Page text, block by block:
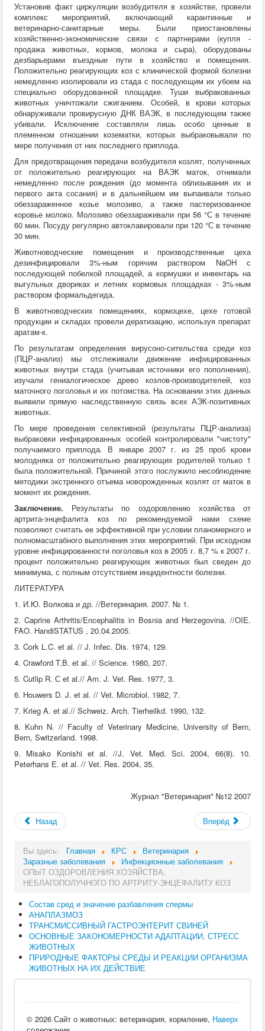
Установив факт циркуляции возбудителя в хозяйстве, провели
комплекс мероприятий, включающий карантинные и
ветеринарно-санитарные меры. Были приостановлены
хозяйственно-экономические связи с партнерами (купля -
продажа животных, кормов, молока и сыра), оборудованы
дезбарьерами въездные пути в хозяйство и помещения.
Положительно реагирующих коз с клинической формой болезни
немедленно изолировали из стада с последующим их убоем на
специально оборудованной площадке. Туши выбракованных
животных уничтожали сжиганием. Особей, в крови которых
обнаруживали провирусную ДНК ВАЭК, в последующем также
убивали. Исключение составляли лишь особо ценные в
племенном отношении козематки, которых выбраковывали по
мере получения от них последнего приплода.
Для предотвращения передачи возбудителя козлят, полученных
от положительно реагирующих на ВАЭК маток, отнимали
немедленно после рождения (до момента облизывания их и
первого акта сосания) и в дальнейшем им выпаивали только
обеззараженное козье молозиво, а также пастеризованное
коровье молоко. Молозиво обеззараживали при 56 °С в течение
60 мин. Посуду регулярно автоклавировали при 120 °С в течение
30 мин.
Животноводческие помещения и производственные цеха
дезинфицировали 3%-ным горячим раствором NaOH с
последующей побелкой площадей, а кормушки и инвентарь на
выгульных двориках и летних кормовых площадках - 3%-ным
раствором формальдегида.
В животноводческих помещениях, кормоцехе, цехе готовой
продукции и складах провели дератизацию, используя препарат
аратам-к.
По результатам определения вирусоно-сительства среди коз
(ПЦР-анализ) мы отслеживали движение инфицированных
животных внутри стада (учитывая источники его пополнения),
изучали гениалогическое древо козлов-производителей, коз
маточного поголовья и их потомства. На основании этих данных
выявили прямую наследственную связь всех АЭК-позитивных
животных.
По мере проведения селективной (результаты ПЦР-анализа)
выбраковки инфицированных особей контролировали "чистоту"
получаемого приплода. В январе 2007 г. из 25 проб крови
молодняка от положительно реагирующих родителей только 1
была положительной. Причиной этого послужило несоблюдение
методики экстренного отъема новорожденных козлят от маток в
момент их рождения.
Заключение. Результаты по оздоровлению хозяйства от
артрита-энцефалита коз по рекомендуемой нами схеме
позволяют считать ее эффективной при условии планомерного и
полномасштабного выполнения этих мероприятий. При исходном
уровне инфицированности поголовья коз в 2005 г. 8,7 % к 2007 г.
процент положительно реагирующих животных был сведен до
минимума, с полным отсутствием инцидентности болезни.
ЛИТЕРАТУРА
1. И.Ю. Волкова и др. //Ветеринария. 2007. № 1.
2. Caprine Arthritis/Encephalitis in Bosnia and Herzegovina. //OIE.
FAO. HandiSTATUS , 20.04.2005.
3. Cork L.C. et al. // J. Infec. Dis. 1974, 129.
4. Crawford T.B. et al. // Science. 1980, 207.
5. Cutlip R. С et al.// Am. J. Vet. Res. 1977, 3.
6. Houwers D. J. et al. // Vet. Microbiol. 1982, 7.
7. Krieg A. et al.// Schweiz. Arch. Tierheilkd. 1990, 132.
8. Kuhn N. // Faculty of Veterinary Medicine, University of Bern,
Bern, Switzerland. 1998.
9. Misako Konishi et al. //J. Vet. Med. Sci. 2004, 66(8). 10.
Peterhans E. et al. // Vet. Res. 2004, 35.
Журнал "Ветеринария" №12 2007
Назад Вперёд
Вы здесь: Главная КРС
Ветеринария
Заразные заболевания
Инфекционные заболевания
ОПЫТ ОЗДОРОВЛЕНИЯ ХОЗЯЙСТВА,
НЕБЛАГОПОЛУЧНОГО ПО АРТРИТУ-ЭНЦЕФАЛИТУ КОЗ
Состав сред и значение разбавления спермы
АНАПЛАЗМОЗ
ТРАНСМИССИВНЫЙ ГАСТРОЭНТЕРИТ СВИНЕЙ
ОСНОВНЫЕ ЗАКОНОМЕРНОСТИ АДАПТАЦИИ, СТРЕСС
ЖИВОТНЫХ
ПРИРОДНЫЕ ФАКТОРЫ СРЕДЫ И РЕАКЦИИ ОРГАНИЗМА
ЖИВОТНЫХ НА ИХ ДЕЙСТВИЕ
Наверх
© 2026 Сайт о животных: ветеринария, кормление,